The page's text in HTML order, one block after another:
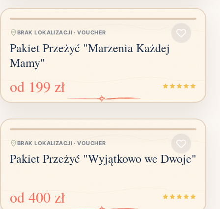
BRAK LOKALIZACJI ·VOUCHER
Pakiet Przeżyć "Marzenia Każdej
Mamy"
od 199 zł
BRAK LOKALIZACJI ·VOUCHER
Pakiet Przeżyć "Wyjątkowo we Dwoje"
od 400 zł